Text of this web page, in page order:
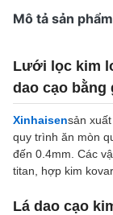
Mô tả sản phẩm
Lưới lọc kim
dao cạo bằng
Xinhaisensản
quy trình ăn mòn
đến 0.4mm. Các
titan, hợp kim
Lá dao cạo